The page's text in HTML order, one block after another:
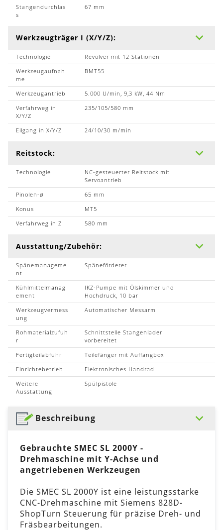
Stangendurchlas
s
67 mm
Werkzeugträger I (X/Y/Z):
Technologie
Revolver mit 12 Stationen
Werkzeugaufnah
me
BMT55
Werkzeugantrieb
5.000 U/min, 9,3 kW, 44 Nm
Verfahrweg in
X/Y/Z
235/105/580 mm
Eilgang in X/Y/Z 24/10/30 m/min
Reitstock:
Technologie
NC-gesteuerter Reitstock mit
Servoantrieb
Pinolen-ø
65 mm
Konus
MT5
Verfahrweg in Z
580 mm
Ausstattung/Zubehör:
Spänemanageme
nt
Späneförderer
Kühlmittelmanag
ement
IKZ-Pumpe mit Ölskimmer und
Hochdruck, 10 bar
Werkzeugvermess
ung
Automatischer Messarm
Rohmaterialzufuh
r
Schnittstelle Stangenlader
vorbereitet
Fertigteilabfuhr
Teilefänger mit Auffangbox
Einrichtebetrieb
Elektronisches Handrad
Weitere
Ausstattung
Spülpistole
Beschreibung
Gebrauchte SMEC SL 2000Y -
Drehmaschine mit Y-Achse und
angetriebenen Werkzeugen
Die SMEC SL 2000Y ist eine leistungsstarke
CNC-Drehmaschine mit Siemens 828D-
ShopTurn Steuerung für präzise Dreh- und
Fräsbearbeitungen.